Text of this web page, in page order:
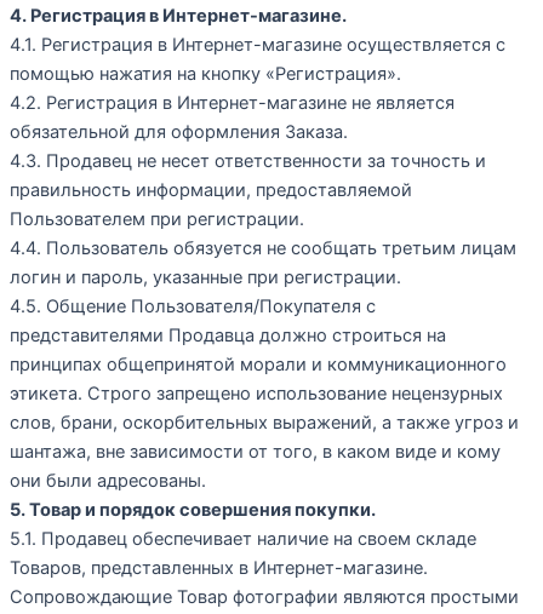
4. Регистрация в Интернет-магазине.
4.1. Регистрация в Интернет-магазине осуществляется с
помощью нажатия на кнопку «Регистрация».
4.2. Регистрация в Интернет-магазине не является
обязательной для оформления Заказа.
4.3. Продавец не несет ответственности за точность и
правильность информации, предоставляемой
Пользователем при регистрации.
4.4. Пользователь обязуется не сообщать третьим лицам
логин и пароль, указанные при регистрации.
4.5. Общение Пользователя/Покупателя с
представителями Продавца должно строиться на
принципах общепринятой морали и коммуникационного
этикета. Строго запрещено использование нецензурных
слов, брани, оскорбительных выражений, а также угроз и
шантажа, вне зависимости от того, в каком виде и кому
они были адресованы.
5. Товар и порядок совершения покупки.
5.1. Продавец обеспечивает наличие на своем складе
Товаров, представленных в Интернет-магазине.
Сопровождающие Товар фотографии являются простыми